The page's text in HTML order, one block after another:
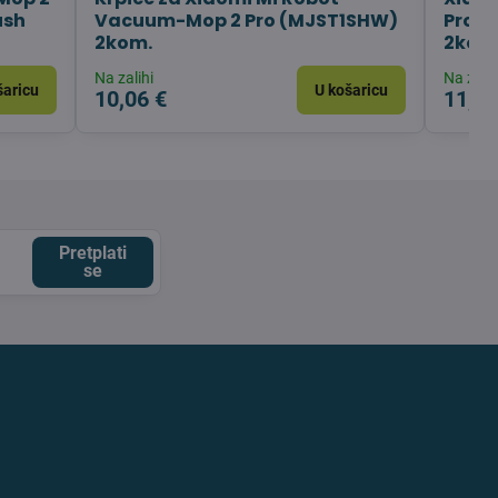
Vacuum-Mop 2 Pro (MJST1SHW)
2kom.
Na zalihi
10,06 € U košaricu
Pro
Na
Pretplati
se